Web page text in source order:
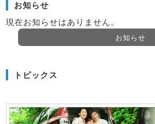
お知らせ
現在お知らせはありません。
お知らせ
トピックス